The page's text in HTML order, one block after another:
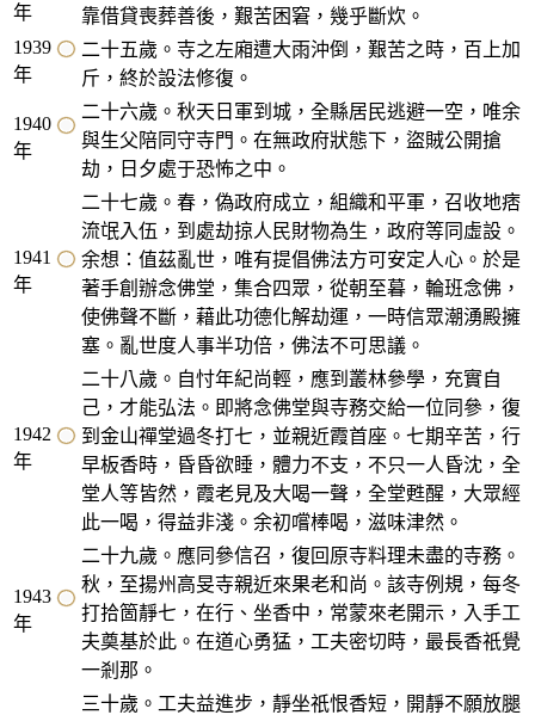
年
靠借貸喪葬善後，艱苦困窘，幾乎斷炊。
1939
年
二十五歲。寺之左廂遭大雨沖倒，艱苦之時，百上加
斤，終於設法修復。
1940
年
二十六歲。秋天日軍到城，全縣居民逃避一空，唯余
與生父陪同守寺門。在無政府狀態下，盜賊公開搶
劫，日夕處于恐怖之中。
1941
年
二十七歲。春，偽政府成立，組織和平軍，召收地痞
流氓入伍，到處劫掠人民財物為生，政府等同虛設。
余想：值茲亂世，唯有提倡佛法方可安定人心。於是
著手創辦念佛堂，集合四眾，從朝至暮，輪班念佛，
使佛聲不斷，藉此功德化解劫運，一時信眾潮湧殿擁
塞。亂世度人事半功倍，佛法不可思議。
1942
年
二十八歲。自忖年紀尚輕，應到叢林參學，充實自
己，才能弘法。即將念佛堂與寺務交給一位同參，復
到金山禪堂過冬打七，並親近霞首座。七期辛苦，行
早板香時，昏昏欲睡，體力不支，不只一人昏沈，全
堂人等皆然，霞老見及大喝一聲，全堂甦醒，大眾經
此一喝，得益非淺。余初嚐棒喝，滋味津然。
1943
年
二十九歲。應同參信召，復回原寺料理未盡的寺務。
秋，至揚州高旻寺親近來果老和尚。該寺例規，每冬
打拾箇靜七，在行、坐香中，常蒙來老開示，入手工
夫奠基於此。在道心勇猛，工夫密切時，最長香祇覺
一剎那。
三十歲。工夫益進步，靜坐祇恨香短，開靜不願放腿